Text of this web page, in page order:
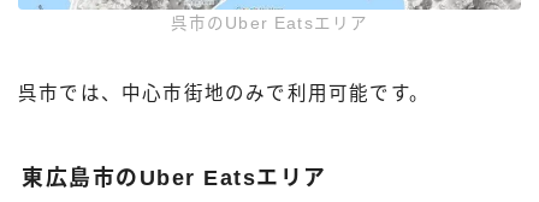
呉市のUber Eatsエリア
呉市では、中心市街地のみで利用可能です。
東広島市のUber Eatsエリア